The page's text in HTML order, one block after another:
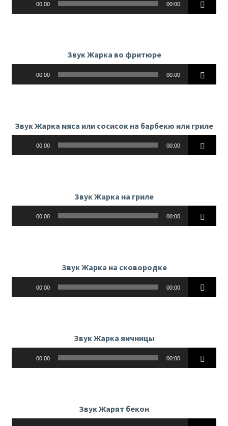
00:00 00:00
Звук Жарка во фритюре
00:00 00:00
Звук Жарка мяса или сосисок на барбекю или гриле
00:00 00:00
Звук Жарка на гриле
00:00 00:00
Звук Жарка на сковородке
00:00 00:00
Звук Жарка яичницы
00:00 00:00
Звук Жарят бекон